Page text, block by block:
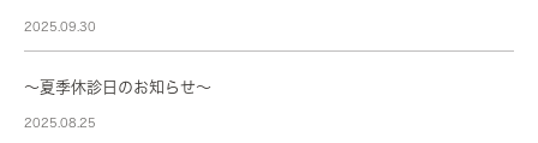
2025.09.30
～夏季休診日のお知らせ～
2025.08.25